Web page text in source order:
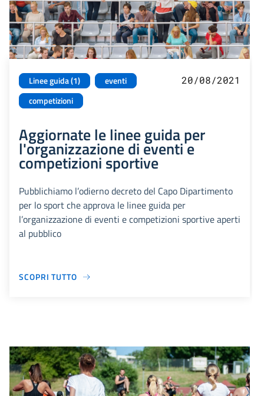
Linee guida (1)
eventi
competizioni
20/08/2021
Aggiornate le linee guida per
l'organizzazione di eventi e
competizioni sportive
Pubblichiamo l’odierno decreto del Capo Dipartimento
per lo sport che approva le linee guida per
l’organizzazione di eventi e competizioni sportive aperti
al pubblico
SCOPRI TUTTO